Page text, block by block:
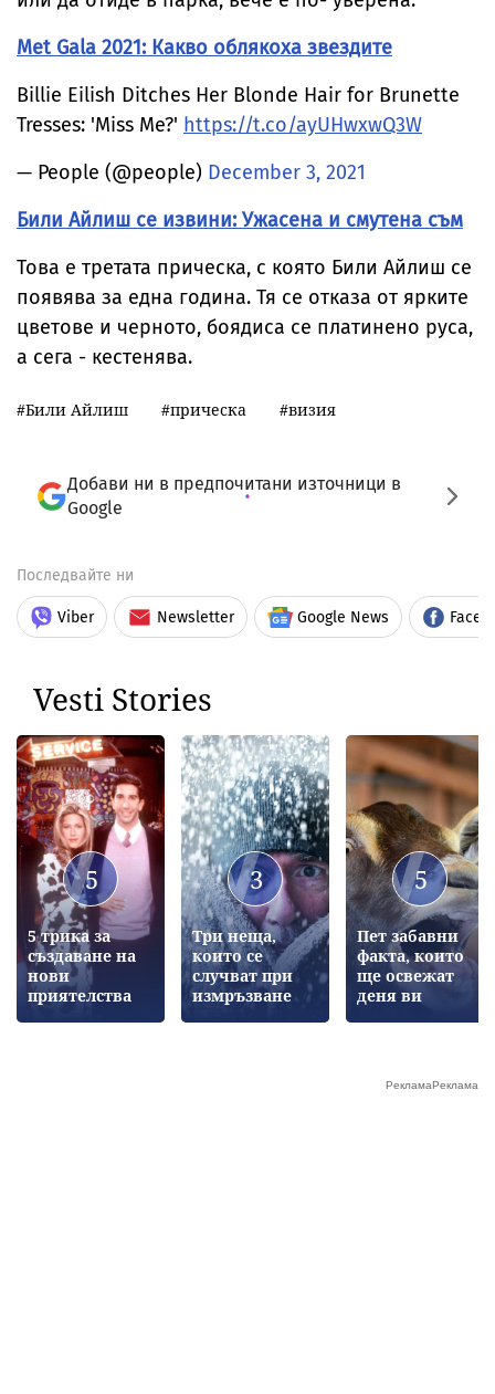
Tresses: 'Miss Me?'https://t.co/ayUHwxwQ3W
появява за една година. Тя се отказа от ярките
цветове и черното, боядиса се платинено руса,
а сега - кестенява.
Google
Viber Newsletter Google News
Vesti Stories
5
5 трика за
създаване на
нови
приятелства
3
Три неща,
които се
случват при
измръзване
5
Пет забавни
факта, които
ще освежат
деня ви